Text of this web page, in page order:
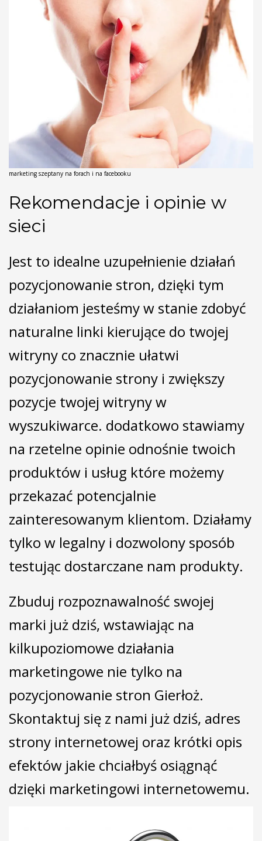
marketing szeptany na forach i na facebooku
Rekomendacje i opinie w
sieci
Jest to idealne uzupełnienie działań
pozycjonowanie stron, dzięki tym
działaniom jesteśmy w stanie zdobyć
naturalne linki kierujące do twojej
witryny co znacznie ułatwi
pozycjonowanie strony i zwiększy
pozycje twojej witryny w
wyszukiwarce. dodatkowo stawiamy
na rzetelne opinie odnośnie twoich
produktów i usług które możemy
przekazać potencjalnie
zainteresowanym klientom. Działamy
tylko w legalny i dozwolony sposób
testując dostarczane nam produkty.
Zbuduj rozpoznawalność swojej
marki już dziś, wstawiając na
kilkupoziomowe działania
marketingowe nie tylko na
pozycjonowanie stron Gierłoż.
Skontaktuj się z nami już dziś, adres
strony internetowej oraz krótki opis
efektów jakie chciałbyś osiągnąć
dzięki marketingowi internetowemu.